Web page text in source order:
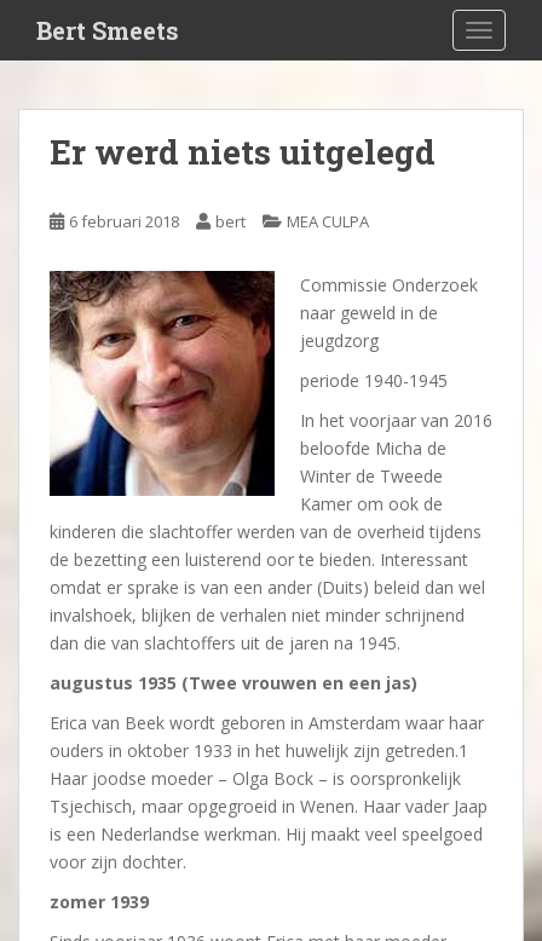
i
Bert Smeets
Er werd niets uitgelegd
6 februari 2018 bert MEA CULPA
Commissie Onderzoek
naar geweld in de
jeugdzorg
periode 1940-1945
In het voorjaar van 2016
beloofde Micha de
Winter de Tweede
Kamer om ook de
kinderen die slachtoffer werden van de overheid tijdens
de bezetting een luisterend oor te bieden. Interessant
omdat er sprake is van een ander (Duits) beleid dan wel
invalshoek, blijken de verhalen niet minder schrijnend
dan die van slachtoffers uit de jaren na 1945.
augustus 1935 (Twee vrouwen en een jas)
Erica van Beek wordt geboren in Amsterdam waar haar
ouders in oktober 1933 in het huwelijk zijn getreden.1
Haar joodse moeder – Olga Bock – is oorspronkelijk
Tsjechisch, maar opgegroeid in Wenen. Haar vader Jaap
is een Nederlandse werkman. Hij maakt veel speelgoed
voor zijn dochter.
zomer 1939